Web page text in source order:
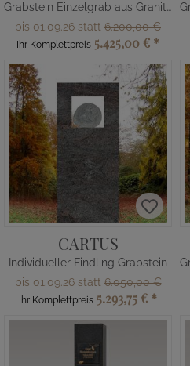
Grabstein Einzelgrab aus Granit mit Kugel
bis 01.09.26 statt 6.200,00 €
Ihr Komplettpreis 5.425,00 € *
CARTUS
Individueller Findling Grabstein
bis 01.09.26 statt6.050,00 €
Ihr Komplettpreis 5.293,75 € *